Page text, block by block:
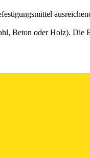
Beton oder Holz). Die